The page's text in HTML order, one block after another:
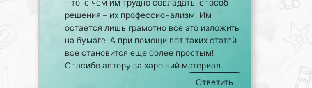
– то, с чем им трудно совладать, способ
решения – их профессионализм. Им
остается лишь грамотно все это изложить
на бумаге. А при помощи вот таких статей
все становится еще более простым!
Спасибо автору за хароший материал.
Ответить